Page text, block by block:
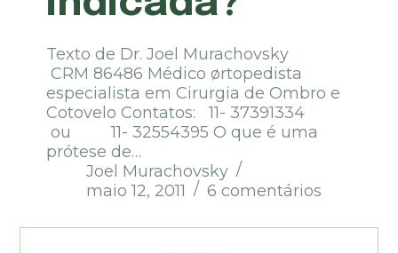
Texto de Dr. Joel Murachovsky
CRM 86486 Médico ørtopedista
especialista em Cirurgia de Ombro e
Cotovelo Contatos: 11- 37391334
ou 11- 32554395 O que é uma
prótese de…
Joel Murachovsky
maio 12, 2011
6 comentários